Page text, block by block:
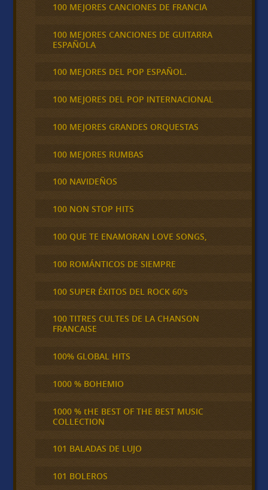
100 MEJORES CANCIONES DE FRANCIA
100 MEJORES CANCIONES DE GUITARRA
ESPAÑOLA
100 MEJORES DEL POP ESPAÑOL.
100 MEJORES DEL POP INTERNACIONAL
100 MEJORES GRANDES ORQUESTAS
100 MEJORES RUMBAS
100 NAVIDEÑOS
100 NON STOP HITS
100 QUE TE ENAMORAN LOVE SONGS,
100 ROMÁNTICOS DE SIEMPRE
100 SUPER ÉXITOS DEL ROCK 60's
100 TITRES CULTES DE LA CHANSON
FRANCAISE
100% GLOBAL HITS
1000 % BOHEMIO
1000 % tHE BEST OF THE BEST MUSIC
COLLECTION
101 BALADAS DE LUJO
101 BOLEROS